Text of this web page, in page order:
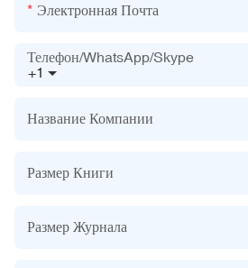
Электронная Почта
+1
Телефон/WhatsApp/Skype
Название Компании
Размер Книги
Размер Журнала